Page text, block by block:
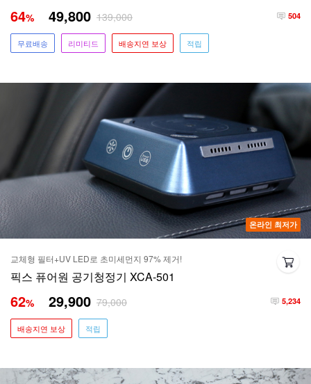
504
64% 49,800 139,000
무료배송 리미티드 배송지연 보상 적립
온라인 최저가
교체형 필터+UV LED로 초미세먼지 97% 제거!
픽스 퓨어원 공기청정기 XCA-501
5,234
62% 29,900 79,000
배송지연 보상 적립